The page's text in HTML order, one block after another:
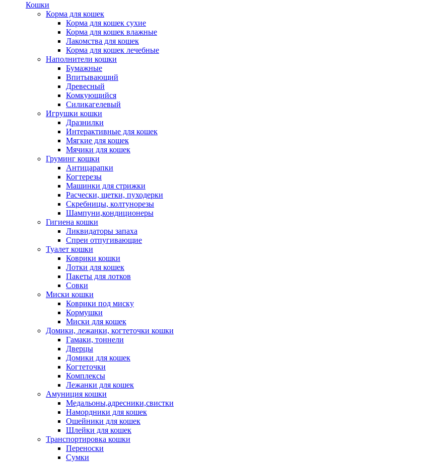
Кошки
Корма для кошек
Корма для кошек сухие
Корма для кошек влажные
Лакомства для кошек
Корма для кошек лечебные
Наполнители кошки
Бумажные
Впитывающий
Древесный
Комкующийся
Силикагелевый
Игрушки кошки
Дразнилки
Интерактивные для кошек
Мягкие для кошек
Мячики для кошек
Груминг кошки
Антицарапки
Когтерезы
Машинки для стрижки
Расчески, щетки, пуходерки
Скребницы, колтунорезы
Шампуни,кондиционеры
Гигиена кошки
Ликвидаторы запаха
Спреи отпугивающие
Туалет кошки
Коврики кошки
Лотки для кошек
Пакеты для лотков
Совки
Миски кошки
Коврики под миску
Кормушки
Миски для кошек
Домики, лежанки, когтеточки кошки
Гамаки, тоннели
Дверцы
Домики для кошек
Когтеточки
Комплексы
Лежанки для кошек
Амуниция кошки
Медальоны,адресники,свистки
Намордники для кошек
Ошейники для кошек
Шлейки для кошек
Транспортировка кошки
Переноски
Сумки